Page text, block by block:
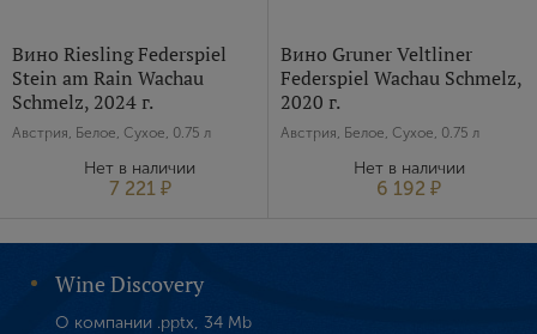
Вино Riesling Federspiel
Stein am Rain Wachau
Schmelz, 2024 г.
Австрия, Белое, Сухое, 0.75 л
Нет в наличии
7 221 ₽
Вино Gruner Veltliner
Federspiel Wachau Schmelz,
2020 г.
Австрия, Белое, Сухое, 0.75 л
Нет в наличии
6 192 ₽
Wine Discovery
О компании .pptx, 34 Mb